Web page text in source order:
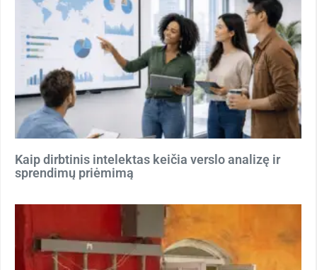
Kaip dirbtinis intelektas keičia verslo analizę ir
sprendimų priėmimą